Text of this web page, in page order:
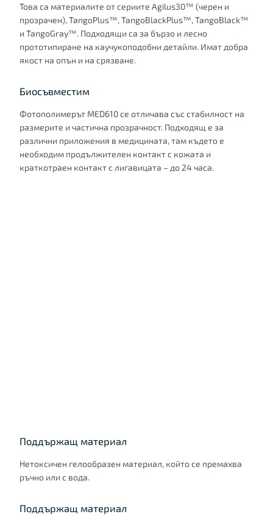
Това са материалите от сериите Agilus30™ (черен и
прозрачен), TangoPlus™, TangoBlackPlus™, TangoBlack™
и TangoGray™. Подходящи са за бързо и лесно
прототипиране на каучукоподобни детайли. Имат добра
якост на опън и на срязване.
Биосъвместим
Фотополимерът MED610 се отличава със стабилност на
размерите и частична прозрачност. Подходящ е за
различни приложения в медицината, там където е
необходим продължителен контакт с кожата и
краткотраен контакт с лигавицата – до 24 часа.
Поддържащ материал
Нетоксичен гелообразен материал, който се премахва
ръчно или с вода.
Поддържащ материал